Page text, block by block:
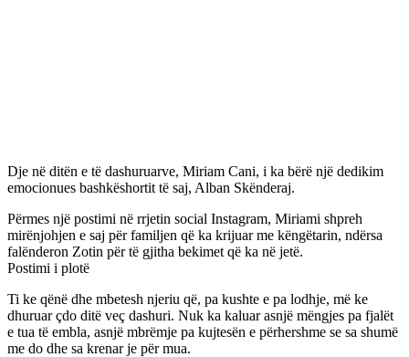
Dje në ditën e të dashuruarve, Miriam Cani, i ka bërë një dedikim
emocionues bashkëshortit të saj, Alban Skënderaj.
Përmes një postimi në rrjetin social Instagram, Miriami shpreh
mirënjohjen e saj për familjen që ka krijuar me këngëtarin, ndërsa
falënderon Zotin për të gjitha bekimet që ka në jetë.
Postimi i plotë
Ti ke qënë dhe mbetesh njeriu që, pa kushte e pa lodhje, më ke
dhuruar çdo ditë veç dashuri. Nuk ka kaluar asnjë mëngjes pa fjalët
e tua të embla, asnjë mbrëmje pa kujtesën e përhershme se sa shumë
me do dhe sa krenar je për mua.